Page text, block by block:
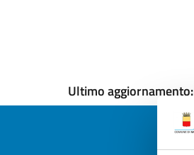
Ultimo aggiornamento: